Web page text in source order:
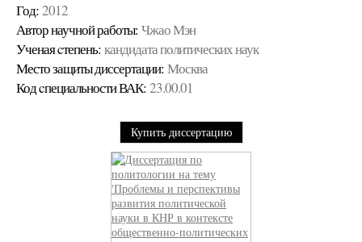
Год: 2012
Автор научной работы: Чжао Мэн
Ученая cтепень: кандидата политических наук
Место защиты диссертации: Москва
Код cпециальности ВАК: 23.00.01
Купить диссертацию